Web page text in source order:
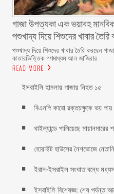
গাজা উপত্যকা এক ভয়াবহ
পশুখাদ্য দিয়ে শিশুদের খাবার
পশুখাদ্য দিয়ে শিশুদের খাবার তৈরি করছেন
কাতারভিত্তিক গণমাধ্যম আল জাজিরার
READ MORE
ইসরাইলি হামলায় গাজায় নিহত ১৫
বিএনপি কারো রক্তচক্ষুকে ভয় পায়
থাইল্যান্ডে পালিয়েছে
হোয়াইট হাউসের নৈশভোজে
ইরান-ইসরাইল সংঘাত বন্ধে
ইসরাইলি বিশেষজ্ঞ: শেষ পর্যন্ত